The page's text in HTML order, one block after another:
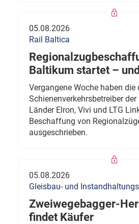
05.08.2026
Rail Baltica
Baltikum startet –
Vergangene Woche haben
Schienenverkehrsbetreiber
Länder Elron, Vivi und LTG
Beschaffung von
ausgeschrieben.
05.08.2026
Gleisbau- und
Zweiwegebagger-
findet Käufer